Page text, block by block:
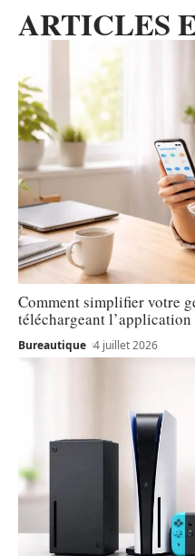
ARTICLES
Comment simplifier votre
téléchargeant
Bureautique 4 juillet 2026